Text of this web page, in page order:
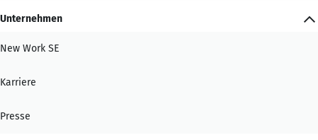
Unternehmen
New Work SE
Karriere
Presse